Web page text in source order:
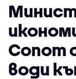
Сопот
води